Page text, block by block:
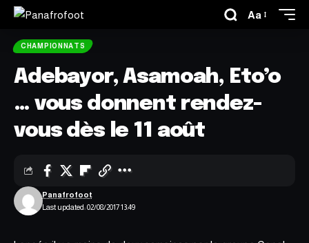
Aa
CHAMPIONNATS
Adebayor, Asamoah, Eto’o
… vous donnent rendez-
vous dès le 11 août
Last updated: 02/08/2017 13:49
Panafrofoot